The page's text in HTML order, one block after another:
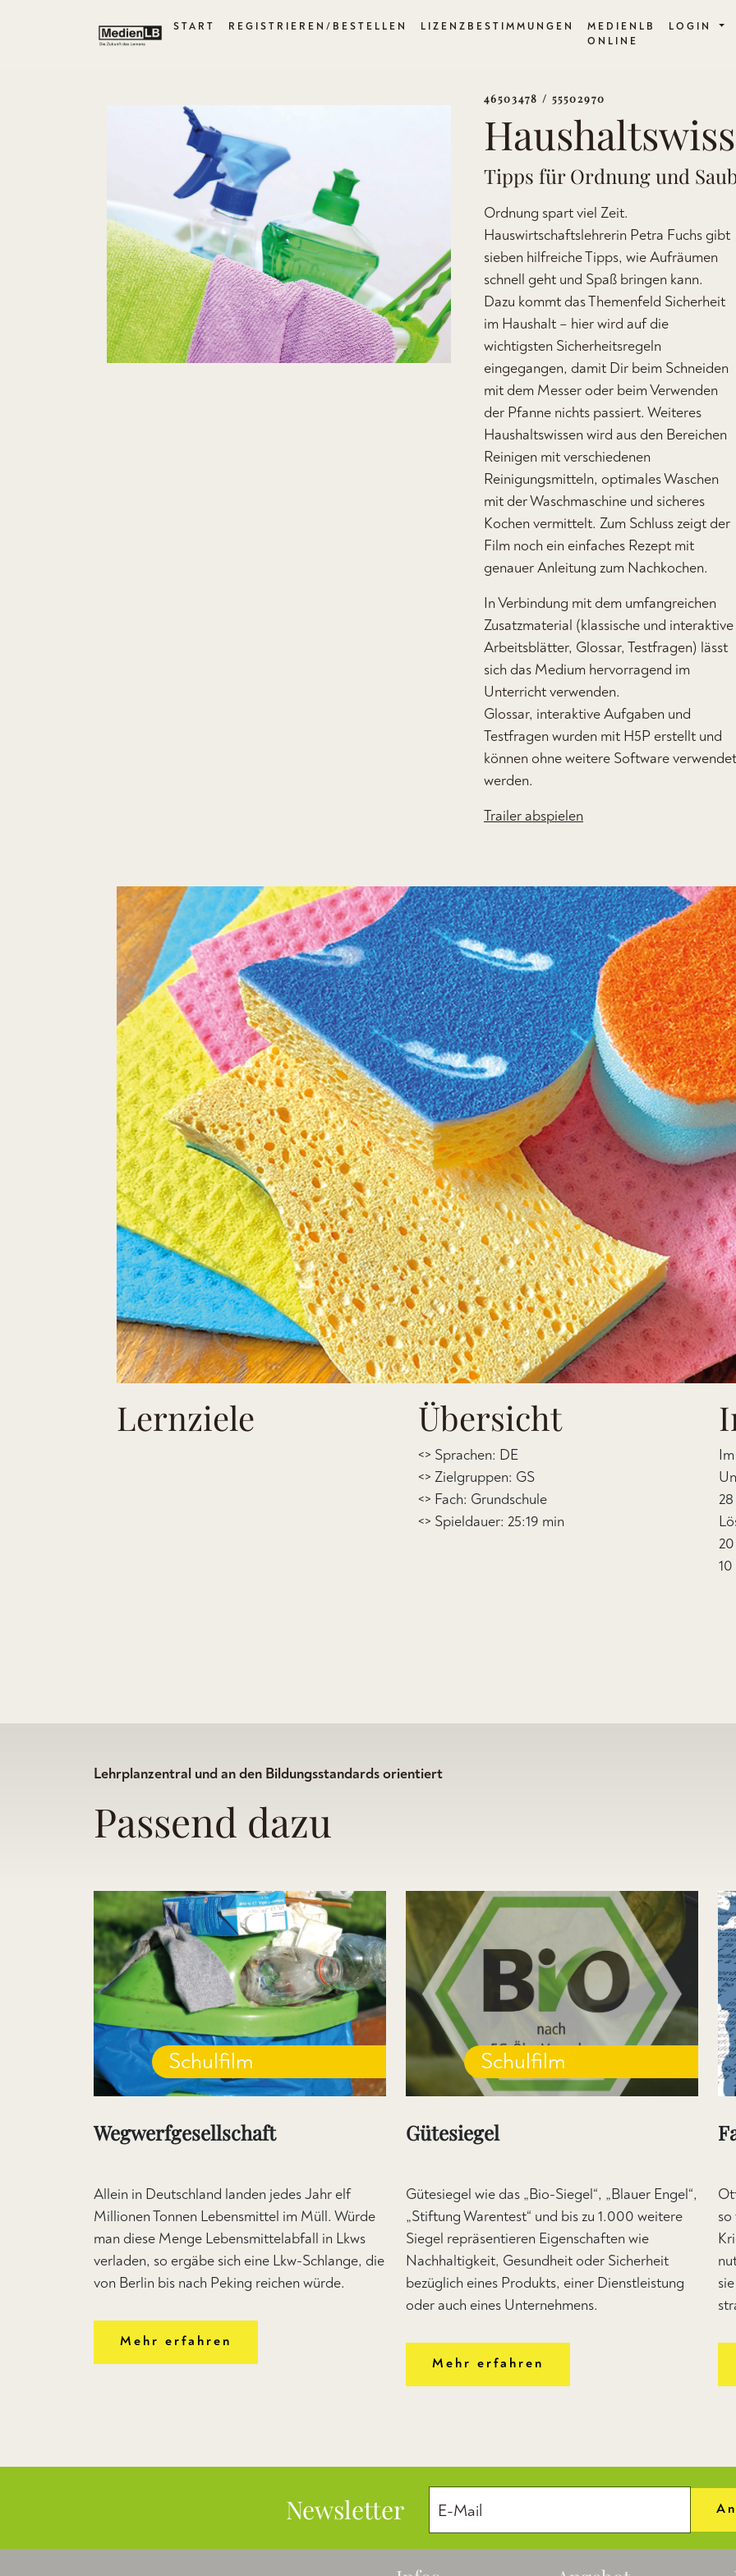
START REGISTRIEREN/BESTELLEN LIZENZBESTIMMUNGEN
MEDIENLB
ONLINE
LOGIN
46503478 / 55502970
Tipps für Ordnung und
Ordnung spart viel Zeit.
Hauswirtschaftslehrerin Petra Fuchs gibt
sieben hilfreiche Tipps, wie Aufräumen
schnell geht und Spaß bringen kann.
Dazu kommt das Themenfeld Sicherheit
im Haushalt – hier wird auf die
wichtigsten Sicherheitsregeln
eingegangen, damit Dir beim Schneiden
mit dem Messer oder beim Verwenden
der Pfanne nichts passiert. Weiteres
Haushaltswissen wird aus den Bereichen
Reinigen mit verschiedenen
Reinigungsmitteln, optimales Waschen
mit der Waschmaschine und sicheres
Kochen vermittelt. Zum Schluss zeigt der
Film noch ein einfaches Rezept mit
genauer Anleitung zum Nachkochen.
In Verbindung mit dem umfangreichen
Zusatzmaterial (klassische und interaktive
Arbeitsblätter, Glossar, Testfragen) lässt
sich das Medium hervorragend im
Unterricht verwenden.
Glossar, interaktive Aufgaben und
Testfragen wurden mit H5P erstellt und
können ohne weitere Software verwendet
werden.
Trailer abspielen
Lernziele Übersicht
<> Sprachen: DE
<> Zielgruppen: GS
<> Fach: Grundschule
<> Spieldauer: 25:19 min
Lehrplanzentral und an den Bildungsstandards orientiert
Passend dazu
Schulfilm
Wegwerfgesellschaft
Allein in Deutschland landen jedes Jahr elf
Millionen Tonnen Lebensmittel im Müll. Würde
man diese Menge Lebensmittelabfall in Lkws
verladen, so ergäbe sich eine Lkw-Schlange, die
von Berlin bis nach Peking reichen würde.
Mehr erfahren
Schulfilm
Gütesiegel
Gütesiegel wie das „Bio-Siegel“, „Blauer Engel“,
„Stiftung Warentest“ und bis zu 1.000 weitere
Siegel repräsentieren Eigenschaften wie
Nachhaltigkeit, Gesundheit oder Sicherheit
bezüglich eines Produkts, einer Dienstleistung
oder auch eines Unternehmens.
Mehr erfahren
Newsletter